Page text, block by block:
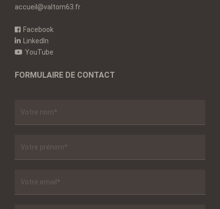
accueil@valtom63.fr
Facebook
LinkedIn
YouTube
FORMULAIRE DE CONTACT